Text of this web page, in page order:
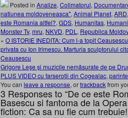
Posted in Analize, Colimatorul,
natiunea moldoveneasca", Animal Planet, ARD,
este Romania altfel?, GDS, Humanitas,
Monster Tv, mru, NKVD, PDL , Republica
« O ISTORIE INEDITA: Cum l-a topit
privata cu Ion Irimescu. Marturia sculptorului
Ceausescu
Grigore Leşe şi muzicile nemăsurate de pe
PLUS VIDEO cu farserotii din Cogealac,
You can leave a response, ortrackbackfrom
3 Responses to “De ce este
Basescu si fantoma de la
fiction: Ca sa nu fie cum